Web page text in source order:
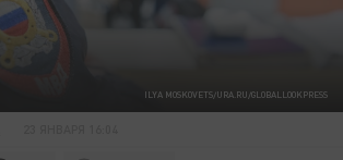
ILYA MOSKOVETS/URA.RU/GLOBALLOOKPRESS